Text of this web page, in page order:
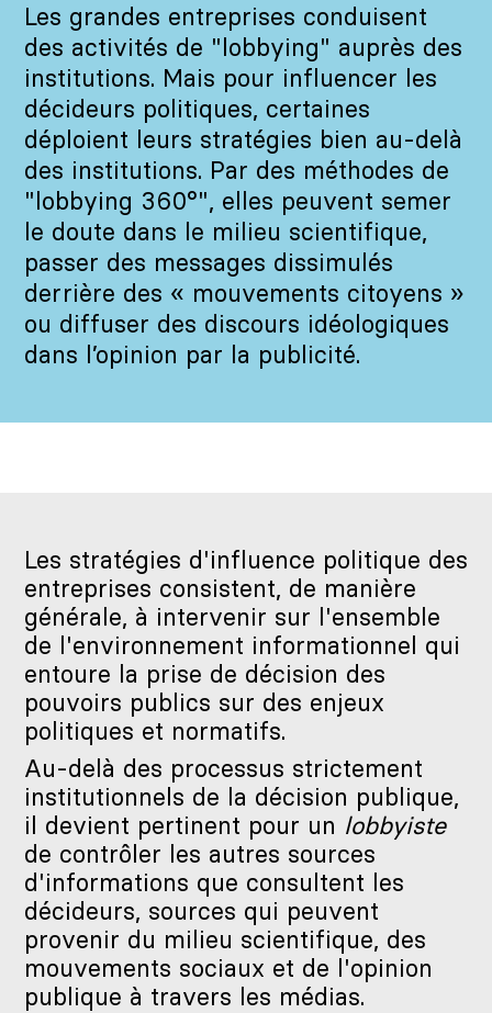
Les grandes entreprises conduisent
des activités de "lobbying" auprès des
institutions. Mais pour influencer les
décideurs politiques, certaines
déploient leurs stratégies bien au-delà
des institutions. Par des méthodes de
"lobbying 360°", elles peuvent semer
le doute dans le milieu scientifique,
passer des messages dissimulés
derrière des « mouvements citoyens »
ou diffuser des discours idéologiques
dans l’opinion par la publicité.
Les stratégies d'influence politique des
entreprises consistent, de manière
générale, à intervenir sur l'ensemble
de l'environnement informationnel qui
entoure la prise de décision des
pouvoirs publics sur des enjeux
politiques et normatifs.
Au-delà des processus strictement
institutionnels de la décision publique,
il devient pertinent pour un lobbyiste
de contrôler les autres sources
d'informations que consultent les
décideurs, sources qui peuvent
provenir du milieu scientifique, des
mouvements sociaux et de l'opinion
publique à travers les médias.